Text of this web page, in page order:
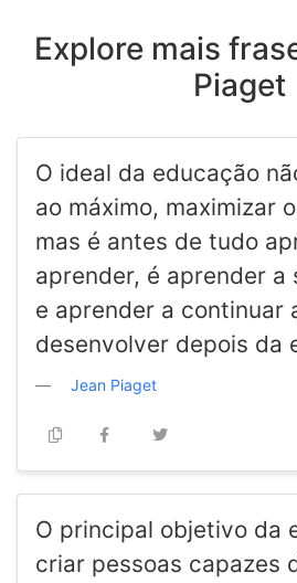
Explore mais
Piaget
O ideal da educação
ao máximo, maximizar
mas é antes de tudo
aprender, é aprender a
e aprender a continuar
desenvolver depois da
Jean Piaget
O principal objetivo da
criar pessoas capazes